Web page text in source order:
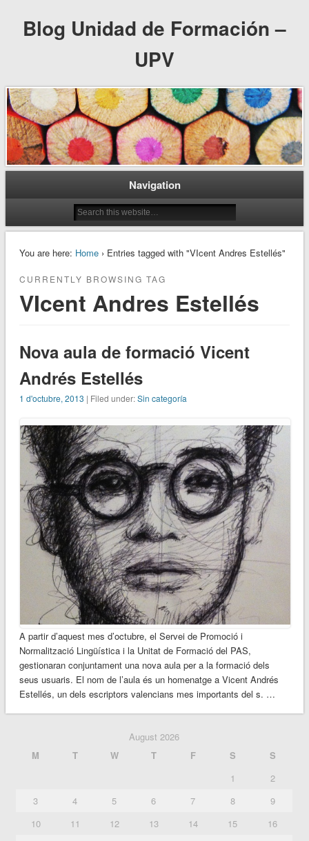
Blog Unidad de Formación –
UPV
Navigation
You are here: Home› Entries tagged with "VIcent Andres Estellés"
CURRENTLY BROWSING TAG
VIcent Andres Estellés
Nova aula de formació Vicent
Andrés Estellés
1 d'octubre, 2013 | Filed under:Sin categoría
A partir d’aquest mes d’octubre, el Servei de Promoció i
Normalització Lingüística i la Unitat de Formació del PAS,
gestionaran conjuntament una nova aula per a la formació dels
seus usuaris. El nom de l’aula és un homenatge a Vicent Andrés
Estellés, un dels escriptors valencians mes importants del s. …
August 2026
M
T W T F S
S
1
2
3
4 5 6 7 8
9
10
11 12 13 14 15
16